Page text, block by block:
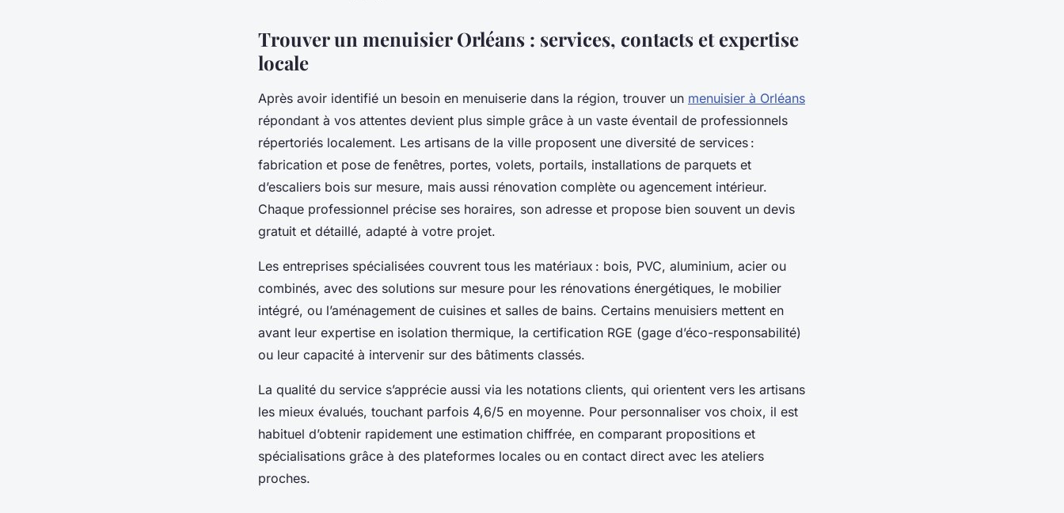
Trouver un menuisier Orléans : services, contacts et expertise
locale
Après avoir identifié un besoin en menuiserie dans la région, trouver un menuisier à Orléans
répondant à vos attentes devient plus simple grâce à un vaste éventail de professionnels
répertoriés localement. Les artisans de la ville proposent une diversité de services :
fabrication et pose de fenêtres, portes, volets, portails, installations de parquets et
d’escaliers bois sur mesure, mais aussi rénovation complète ou agencement intérieur.
Chaque professionnel précise ses horaires, son adresse et propose bien souvent un devis
gratuit et détaillé, adapté à votre projet.
Les entreprises spécialisées couvrent tous les matériaux : bois, PVC, aluminium, acier ou
combinés, avec des solutions sur mesure pour les rénovations énergétiques, le mobilier
intégré, ou l’aménagement de cuisines et salles de bains. Certains menuisiers mettent en
avant leur expertise en isolation thermique, la certification RGE (gage d’éco-responsabilité)
ou leur capacité à intervenir sur des bâtiments classés.
La qualité du service s’apprécie aussi via les notations clients, qui orientent vers les artisans
les mieux évalués, touchant parfois 4,6/5 en moyenne. Pour personnaliser vos choix, il est
habituel d’obtenir rapidement une estimation chiffrée, en comparant propositions et
spécialisations grâce à des plateformes locales ou en contact direct avec les ateliers
proches.